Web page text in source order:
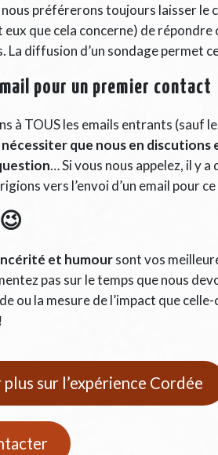
préférerons toujours laisser le
eux que cela concerne) de
La diffusion d’un sondage permet
pour un premier contact
à TOUS les emails entrants (sauf
nécessiter que nous en discutions
… Si vous nous appelez, il y
vers l’envoi d’un email pour
😉
et humoursont vos
pas sur le temps que nous
ou la mesure de l’impact que celle-
plus sur l’expérience Cordée